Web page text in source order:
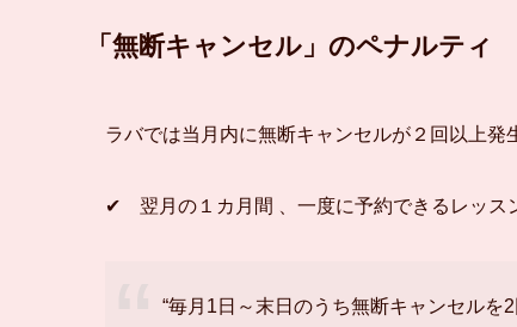
「無断キャンセル」のペナルティ
ラバでは当月内に無断キャンセルが２回以上発
✔ 翌月の１カ月間 、一度に予約できるレッス
“毎月1日～末日のうち無断キャンセル